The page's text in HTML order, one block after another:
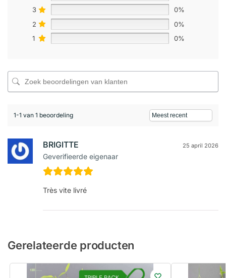
3
0%
2
0%
1
0%
1-1 van 1 beoordeling
BRIGITTE
Geverifieerde eigenaar
25 april 2026
Très vite livré
Gerelateerde producten